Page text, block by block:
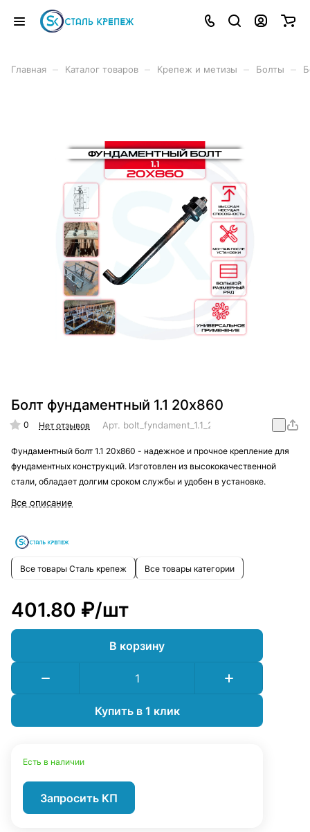
Главная Каталог товаров Крепеж и метизы Болты
Болт фундаментный 1.1 20х860
0 Нет отзывов Арт. bolt_fyndament_1.1_20x860
Фундаментный болт 1.1 20х860 - надежное и прочное крепление для
фундаментных конструкций. Изготовлен из высококачественной
стали, обладает долгим сроком службы и удобен в установке.
Все описание
Все товары Сталь крепеж Все товары категории
401.80 ₽/шт
В корзину
Купить в 1 клик
Есть в наличии
Запросить КП